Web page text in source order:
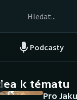
Podcasty
NEPŘEHLÉDNĚTE
k tématu
Pro